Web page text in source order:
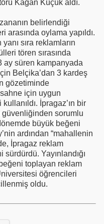
Kağan Küçük aldı.
belirlendiği
arasında oylama yapıldı.
sıra reklamların
tören sırasında
ay süren kampanyada
Belçika’dan 3 kardeş
gözetiminde
için uygun
İpragaz’ın bir
güvenliğinden sorumlu
büyük beğeni
ardından “mahallenin
İpragaz reklam
Yayınlandığı
toplayan reklam
öğrencileri
oldu.